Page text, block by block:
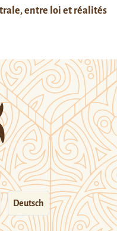
entre loi et réalités
Deutsch